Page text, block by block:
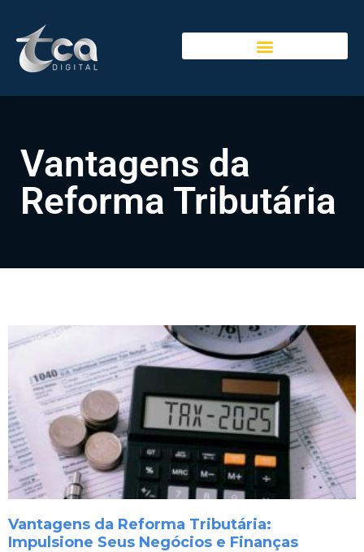
Vantagens da
Reforma Tributária
Vantagens da Reforma Tributária:
Impulsione Seus Negócios e Finanças